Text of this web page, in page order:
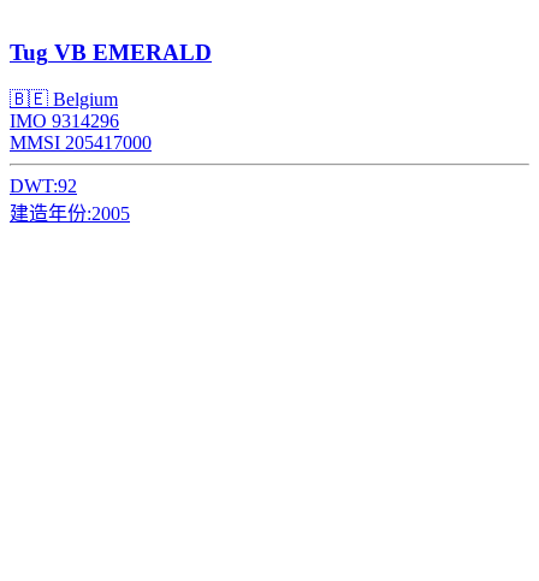
Tug VB EMERALD
🇧🇪 Belgium
IMO 9314296
MMSI 205417000
DWT:92
建造年份:2005